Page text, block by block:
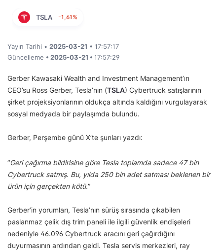
TSLA -1,61%
Yayın Tarihi • 2025-03-21 • 17:57:17
Güncelleme • 2025-03-21 • 17:57:29
Gerber Kawasaki Wealth and Investment Management’ın
CEO’su Ross Gerber, Tesla’nın (TSLA) Cybertruck satışlarının
şirket projeksiyonlarının oldukça altında kaldığını vurgulayarak
sosyal medyada bir paylaşımda bulundu.
Gerber, Perşembe günü X’te şunları yazdı:
“Geri çağırma bildirisine göre Tesla toplamda sadece 47 bin
Cybertruck satmış. Bu, yılda 250 bin adet satması beklenen bir
ürün için gerçekten kötü.”
Gerber’in yorumları, Tesla’nın sürüş sırasında çıkabilen
paslanmaz çelik dış trim paneli ile ilgili güvenlik endişeleri
nedeniyle 46.096 Cybertruck aracını geri çağırdığını
duyurmasının ardından geldi. Tesla servis merkezleri, ray